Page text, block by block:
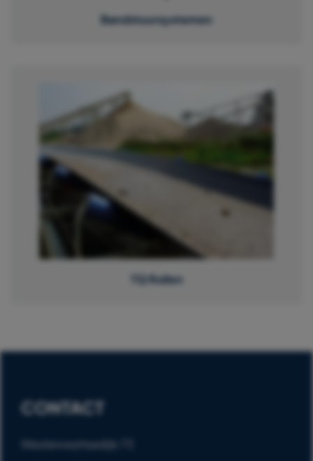
Bandstuursystemen
TQ Rollen
CONTACT
Westervoortsedijk 73